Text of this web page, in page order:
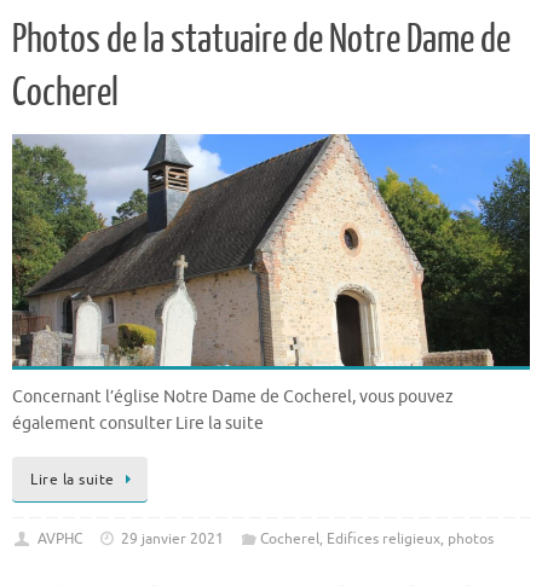
Photos de la statuaire de Notre Dame de
Cocherel
Concernant l’église Notre Dame de Cocherel, vous pouvez
également consulter Lire la suite
Lire la suite
AVPHC 29 janvier 2021 Cocherel, Edifices religieux, photos